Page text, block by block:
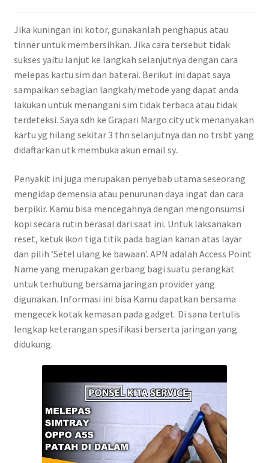
Jika kuningan ini kotor, gunakanlah penghapus atau
tinner untuk membersihkan. Jika cara tersebut tidak
sukses yaitu lanjut ke langkah selanjutnya dengan cara
melepas kartu sim dan baterai. Berikut ini dapat saya
sampaikan sebagian langkah/metode yang dapat anda
lakukan untuk menangani sim tidak terbaca atau tidak
terdeteksi. Saya sdh ke Grapari Margo city utk menanyakan
kartu yg hilang sekitar 3 thn selanjutnya dan no trsbt yang
didaftarkan utk membuka akun email sy..
Penyakit ini juga merupakan penyebab utama seseorang
mengidap demensia atau penurunan daya ingat dan cara
berpikir. Kamu bisa mencegahnya dengan mengonsumsi
kopi secara rutin berasal dari saat ini. Untuk laksanakan
reset, ketuk ikon tiga titik pada bagian kanan atas layar
dan pilih ‘Setel ulang ke bawaan’. APN adalah Access Point
Name yang merupakan gerbang bagi suatu perangkat
untuk terhubung bersama jaringan provider yang
digunakan. Informasi ini bisa Kamu dapatkan bersama
mengecek kotak kemasan pada gadget. Di sana tertulis
lengkap keterangan spesifikasi berserta jaringan yang
didukung.